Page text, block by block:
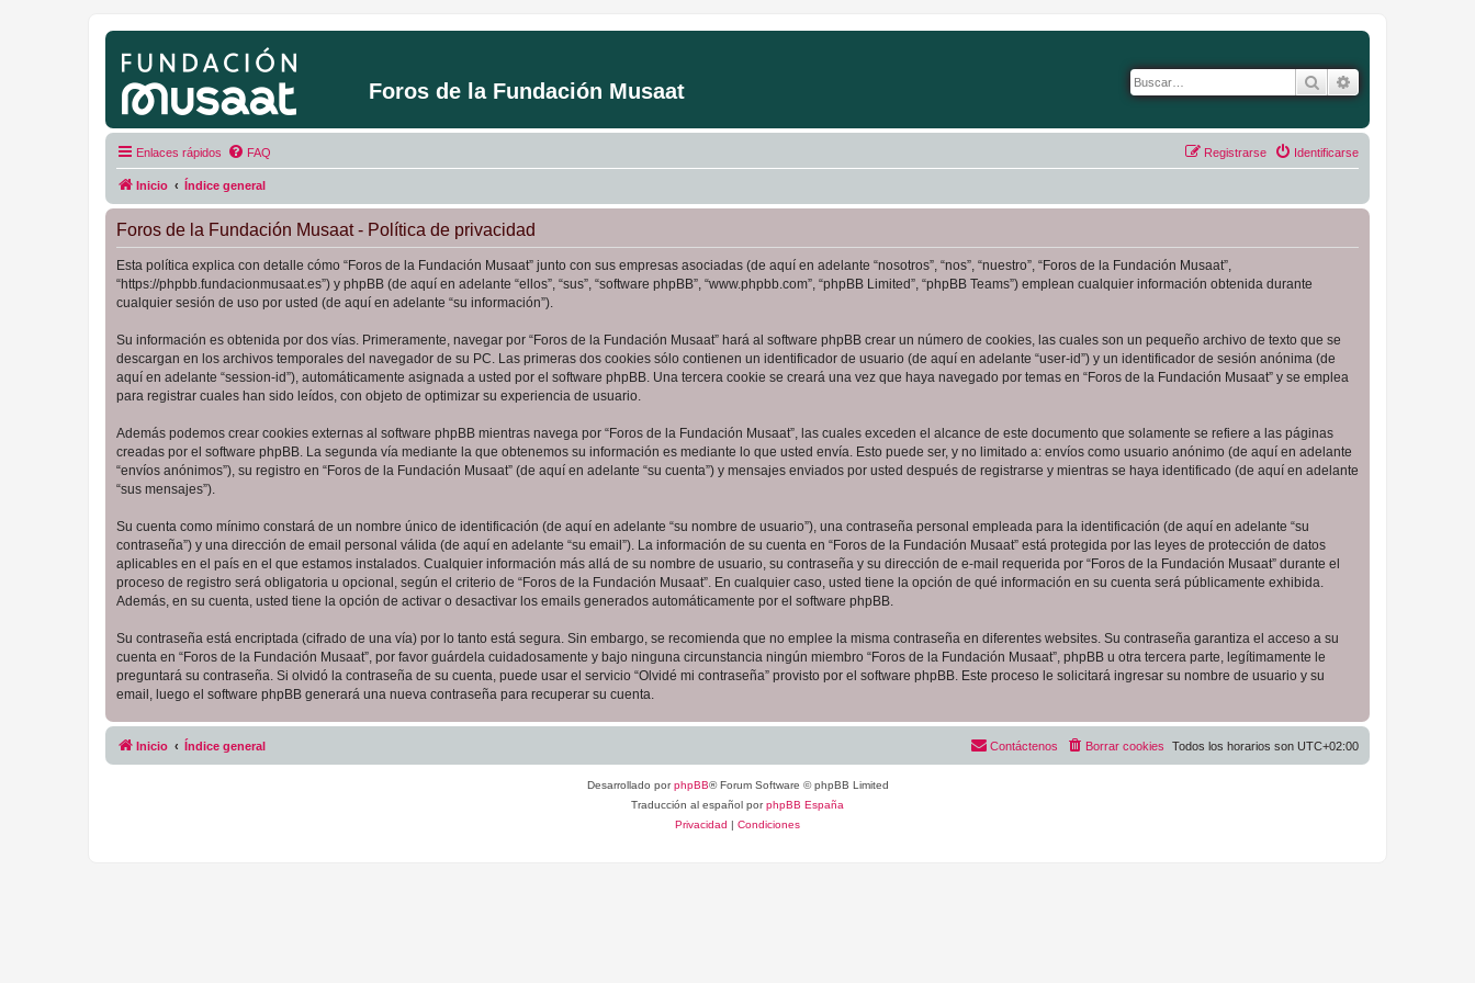
Foros de la Fundación Musaat Buscar
Enlaces rápidos FAQ Identificarse
Registrarse
Inicio Índice general
Foros de la Fundación Musaat - Política de privacidad
Esta política explica con detalle cómo “Foros de la Fundación Musaat” junto con sus empresas asociadas (de aquí en adelante “nosotros”, “nos”, “nuestro”, “Foros de la Fundación Musaat”,
“https://phpbb.fundacionmusaat.es”) y phpBB (de aquí en adelante “ellos”, “sus”, “software phpBB”, “www.phpbb.com”, “phpBB Limited”, “phpBB Teams”) emplean cualquier información obtenida durante
cualquier sesión de uso por usted (de aquí en adelante “su información”).
Su información es obtenida por dos vías. Primeramente, navegar por “Foros de la Fundación Musaat” hará al software phpBB crear un número de cookies, las cuales son un pequeño archivo de texto que se
descargan en los archivos temporales del navegador de su PC. Las primeras dos cookies sólo contienen un identificador de usuario (de aquí en adelante “user-id”) y un identificador de sesión anónima (de
aquí en adelante “session-id”), automáticamente asignada a usted por el software phpBB. Una tercera cookie se creará una vez que haya navegado por temas en “Foros de la Fundación Musaat” y se emplea
para registrar cuales han sido leídos, con objeto de optimizar su experiencia de usuario.
Además podemos crear cookies externas al software phpBB mientras navega por “Foros de la Fundación Musaat”, las cuales exceden el alcance de este documento que solamente se refiere a las páginas
creadas por el software phpBB. La segunda vía mediante la que obtenemos su información es mediante lo que usted envía. Esto puede ser, y no limitado a: envíos como usuario anónimo (de aquí en adelante
“envíos anónimos”), su registro en “Foros de la Fundación Musaat” (de aquí en adelante “su cuenta”) y mensajes enviados por usted después de registrarse y mientras se haya identificado (de aquí en adelante
“sus mensajes”).
Su cuenta como mínimo constará de un nombre único de identificación (de aquí en adelante “su nombre de usuario”), una contraseña personal empleada para la identificación (de aquí en adelante “su
contraseña”) y una dirección de email personal válida (de aquí en adelante “su email”). La información de su cuenta en “Foros de la Fundación Musaat” está protegida por las leyes de protección de datos
aplicables en el país en el que estamos instalados. Cualquier información más allá de su nombre de usuario, su contraseña y su dirección de e-mail requerida por “Foros de la Fundación Musaat” durante el
proceso de registro será obligatoria u opcional, según el criterio de “Foros de la Fundación Musaat”. En cualquier caso, usted tiene la opción de qué información en su cuenta será públicamente exhibida.
Además, en su cuenta, usted tiene la opción de activar o desactivar los emails generados automáticamente por el software phpBB.
Su contraseña está encriptada (cifrado de una vía) por lo tanto está segura. Sin embargo, se recomienda que no emplee la misma contraseña en diferentes websites. Su contraseña garantiza el acceso a su
cuenta en “Foros de la Fundación Musaat”, por favor guárdela cuidadosamente y bajo ninguna circunstancia ningún miembro “Foros de la Fundación Musaat”, phpBB u otra tercera parte, legítimamente le
preguntará su contraseña. Si olvidó la contraseña de su cuenta, puede usar el servicio “Olvidé mi contraseña” provisto por el software phpBB. Este proceso le solicitará ingresar su nombre de usuario y su
email, luego el software phpBB generará una nueva contraseña para recuperar su cuenta.
Inicio Índice general Todos los horarios son UTC+02:00
Borrar cookies
Contáctenos
Desarrollado porphpBB® Forum Software © phpBB Limited
Traducción al español porphpBB España
Privacidad | Condiciones